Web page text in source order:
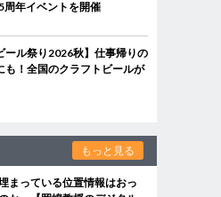
年イベントを開催
ール祭り2026秋】仕事帰りの
も！全国のクラフトビールが
もっと見る
まっている位置情報はおっ